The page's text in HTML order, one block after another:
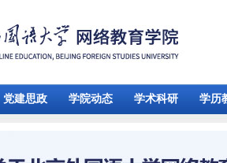
党建思政 学院动态 学术科研 学历